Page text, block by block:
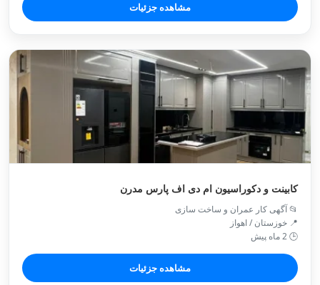
مشاهده جزئیات
کابینت و دکوراسیون ام دی اف پارس مدرن
📂 آگهی کار عمران و ساخت سازی
📍 خوزستان / اهواز
🕒 2 ماه پیش
مشاهده جزئیات